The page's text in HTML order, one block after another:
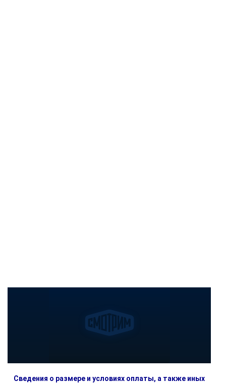
Сведения о размере и условиях оплаты, а также иных